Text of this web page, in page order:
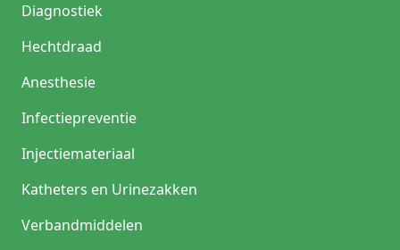
Diagnostiek
Hechtdraad
Anesthesie
Infectiepreventie
Injectiemateriaal
Katheters en Urinezakken
Verbandmiddelen